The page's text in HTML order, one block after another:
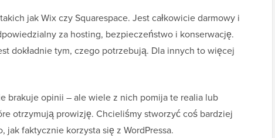
jak Wix czy Squarespace. Jest całkowicie darmowy i
za hosting, bezpieczeństwo i konserwację.
dokładnie tym, czego potrzebują. Dla innych to więcej
brakuje opinii – ale wiele z nich pomija te realia lub
otrzymują prowizję. Chcieliśmy stworzyć coś bardziej
faktycznie korzysta się z WordPressa.